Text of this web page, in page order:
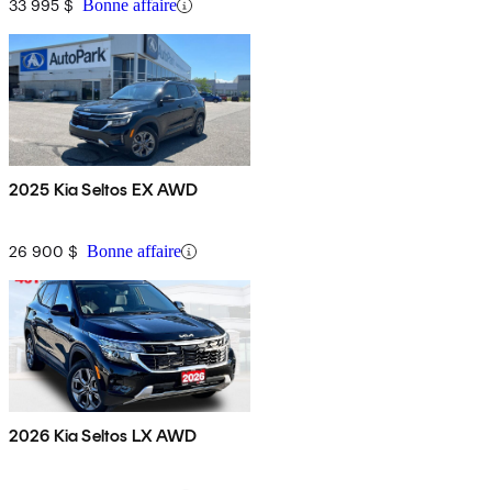
33 995 $ Bonne affaire
2025 Kia Seltos EX AWD
26 900 $ Bonne affaire
2026 Kia Seltos LX AWD